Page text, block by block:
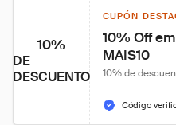
10%
DE
DESCUENTO
CUPÓN
10% Off
MAIS10
10% de
Código